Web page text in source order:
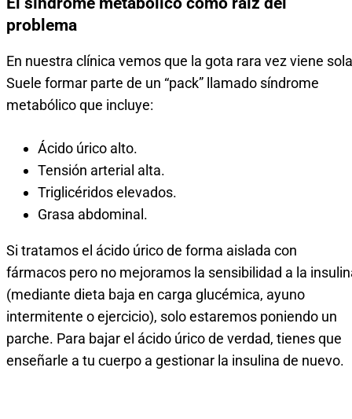
problema
En nuestra clínica vemos que la gota rara vez viene
Suele formar parte de un “pack” llamado síndrome
metabólico que incluye:
Ácido úrico alto.
Tensión arterial alta.
Triglicéridos elevados.
Grasa abdominal.
Si tratamos el ácido úrico de forma aislada con
fármacos pero no mejoramos la sensibilidad a la
(mediante dieta baja en carga glucémica, ayuno
intermitente o ejercicio), solo estaremos poniendo un
parche. Para bajar el ácido úrico de verdad, tienes que
enseñarle a tu cuerpo a gestionar la insulina de nuevo.